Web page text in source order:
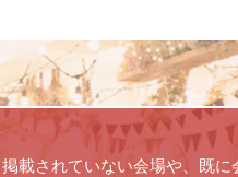
掲載されていない会場や、既